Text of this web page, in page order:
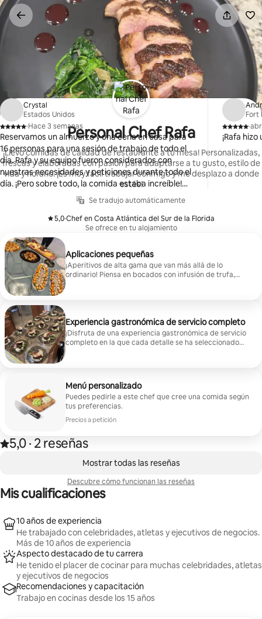
Omite
el
contenido
Personal Chef Rafa
¡Llevo comidas de calidad de restaurante a tu mesa! Personalizadas,
frescas y elaboradas con pasión para adaptarse a tu gusto, estilo de
vida y horario. ¡Es muy fácil trabajar conmigo y me desplazo a donde
estés!
Se tradujo automáticamente
5,0
, ·Chef en Costa Atlántica del Sur de la Florida
Se ofrece en tu alojamiento
Aplicaciones pequeñas
¡Aperitivos de alta gama que van más allá de lo
ordinario! Piensa en bocados con infusión de trufa,
Experiencia gastronómica de servicio completo
¡Disfruta de una experiencia gastronómica de servicio
completo en la que cada detalle se ha seleccionado
disfruta de cada plato. ¡Esta es la vida que te mereces,
reserva ya!
Menú personalizado
Puedes pedirle a este chef que cree una comida según
tus preferencias.
Precios a petición
Valoración de 5,0 sobre 5 estrellas sobre la base de 2 reseñas
5,0
, · 2 reseñas
Se muestran0 de 0 elementos
Crystal
Estados Unidos
,
·Hace 3 semanas
Reservamos un almuerzo y una cena en casa para
16 personas para una sesión de trabajo de todo el
día. Rafa y su equipo fueron considerados con
nuestras necesidades y peticiones durante todo el
día. ¡Pero sobre todo, la comida estaba increíble!
¡Definitivamente lo reservaríamos de nuevo cuando
estemos en la ciudad!
Fort
,
·
¡Rafa
Mostrar todas las reseñas
Descubre cómo funcionan las reseñas
Mis cualificaciones
10 años de experiencia
He trabajado con celebridades, atletas y ejecutivos de negocios.
Más de 10 años de experiencia
Aspecto destacado de tu carrera
He tenido el placer de cocinar para muchas celebridades, atletas
y ejecutivos de negocios
Recomendaciones y capacitación
Trabajo en cocinas desde los 15 años